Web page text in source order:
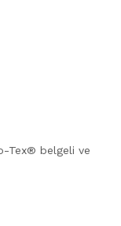
Tex® belgeli ve